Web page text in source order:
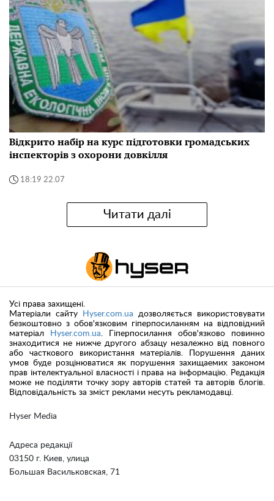
Відкрито набір на курс підготовки громадських
інспекторів з охорони довкілля
18:19 22.07
Читати далі
Hyser Media
Адреса редакції
03150 г. Киев, улица
Большая Васильковская, 71
Усі права захищені.
Матеріали сайту
Hyser.com.ua дозволяється використовувати
безкоштовно з обов'язковим гіперпосиланням на відповідний
матеріал
Hyser.com.ua. Гіперпосилання обов'язково повинно
знаходитися не нижче другого абзацу незалежно від повного
або часткового використання матеріалів. Порушення даних
умов буде розцінюватися як порушення захищаемих законом
прав інтелектуальної власності і права на інформацію. Редакція
може не поділяти точку зору авторів статей та авторів блогів.
Відповідальність за зміст реклами несуть рекламодавці.